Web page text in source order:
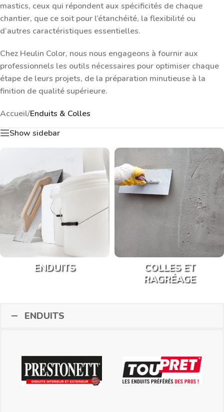
mastics, ceux qui répondent aux spécificités de chaque
chantier, que ce soit pour l’étanchéité, la flexibilité ou
d’autres caractéristiques essentielles.
Chez Heulin Color, nous nous engageons à fournir aux
professionnels les outils nécessaires pour optimiser chaque
étape de leurs projets, de la préparation minutieuse à la
finition de qualité supérieure.
Accueil/Enduits & Colles
Show sidebar
ENDUITS
COLLES ET
RAGRÉAGE
ENDUITS